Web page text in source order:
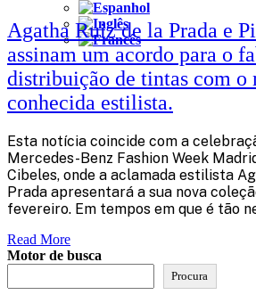
Agatha Ruiz de la Prada e
assinam um acordo para o
distribuição de tintas com o
conhecida estilista.
Esta notícia coincide com a
Mercedes-Benz Fashion Week
Cibeles, onde a aclamada estilista
Prada apresentará a sua nova
fevereiro. Em tempos em que é tão
Read More
Motor de busca
Procura